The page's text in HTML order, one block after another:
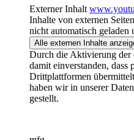
Externer Inhalt
Inhalte von externen
nicht automatisch geladen
Alle externen Inhalte
Durch die Aktivierung der
damit einverstanden, dass
Drittplattformen
haben wir in unserer
gestellt.